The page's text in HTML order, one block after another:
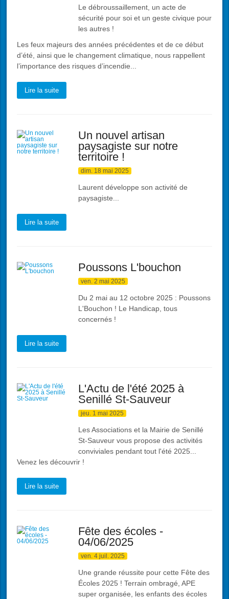
Le débroussaillement, un acte de
sécurité pour soi et un geste civique pour
les autres !
Les feux majeurs des années précédentes et de ce début
d’été, ainsi que le changement climatique, nous rappellent
l’importance des risques d’incendie...
Lire la suite
Un nouvel artisan
paysagiste sur notre
territoire !
dim. 18 mai 2025
Laurent développe son activité de
paysagiste...
Lire la suite
Poussons L'bouchon
ven. 2 mai 2025
Du 2 mai au 12 octobre 2025 : Poussons
L'Bouchon ! Le Handicap, tous
concernés !
Lire la suite
L'Actu de l'été 2025 à
Senillé St-Sauveur
jeu. 1 mai 2025
Les Associations et la Mairie de Senillé
St-Sauveur vous propose des activités
conviviales pendant tout l'été 2025...
Venez les découvrir !
Lire la suite
Fête des écoles -
04/06/2025
ven. 4 juil. 2025
Une grande réussite pour cette Fête des
Écoles 2025 ! Terrain ombragé, APE
super organisée, les enfants des écoles